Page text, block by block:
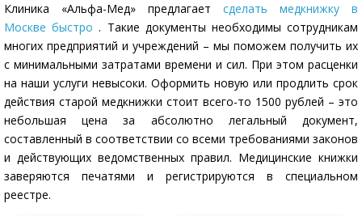
Клиника «Альфа-Мед» предлагает сделать медкнижку в
Москве быстро . Такие документы необходимы сотрудникам
многих предприятий и учреждений – мы поможем получить их
с минимальными затратами времени и сил. При этом расценки
на наши услуги невысоки. Оформить новую или продлить срок
действия старой медкнижки стоит всего-то 1500 рублей – это
небольшая цена за абсолютно легальный документ,
составленный в соответствии со всеми требованиями законов
и действующих ведомственных правил. Медицинские книжки
заверяются печатями и регистрируются в специальном
реестре.